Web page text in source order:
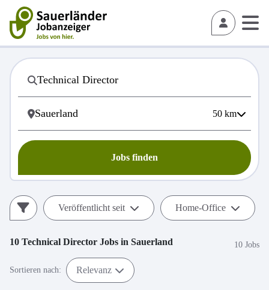
50 km
Jobs finden
Veröffentlicht seit Home-Office
10 Technical Director Jobs in Sauerland 10 Jobs
Sortieren nach: Relevanz